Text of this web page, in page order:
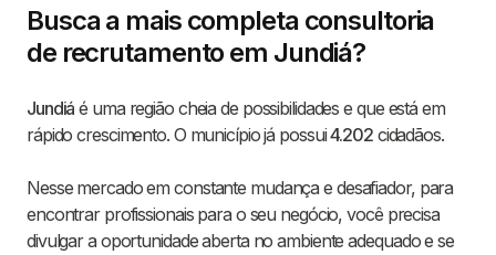
Busca a mais completa consultoria
de recrutamento em Jundiá?
Jundiá é uma região cheia de possibilidades e que está em
rápido crescimento. O município já possui4.202cidadãos.
Nesse mercado em constante mudança e desafiador, para
encontrar profissionais para o seu negócio, você precisa
divulgar a oportunidade aberta no ambiente adequado e se